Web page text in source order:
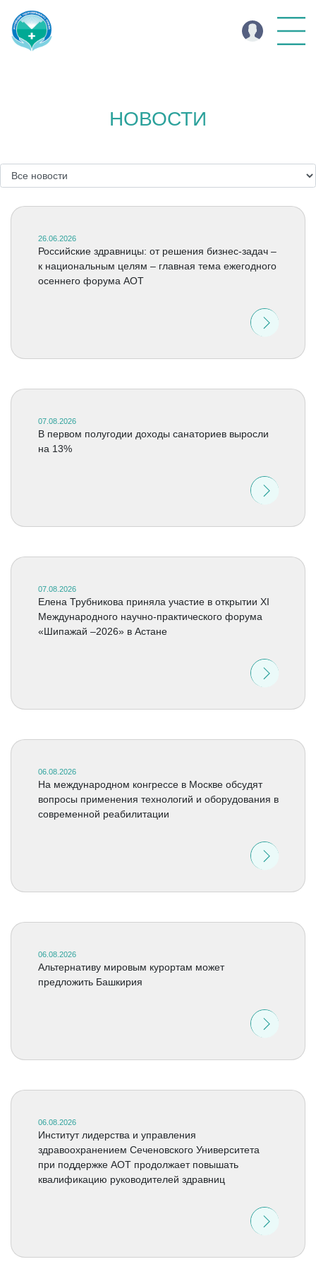
НОВОСТИ
26.06.2026
Российские здравницы: от решения бизнес-задач –
к национальным целям – главная тема ежегодного
осеннего форума АОТ
07.08.2026
В первом полугодии доходы санаториев выросли
на 13%
07.08.2026
Елена Трубникова приняла участие в открытии XI
Международного научно-практического форума
«Шипажай –2026» в Астане
06.08.2026
На международном конгрессе в Москве обсудят
вопросы применения технологий и оборудования в
современной реабилитации
06.08.2026
Альтернативу мировым курортам может
предложить Башкирия
06.08.2026
Институт лидерства и управления
здравоохранением Сеченовского Университета
при поддержке АОТ продолжает повышать
квалификацию руководителей здравниц